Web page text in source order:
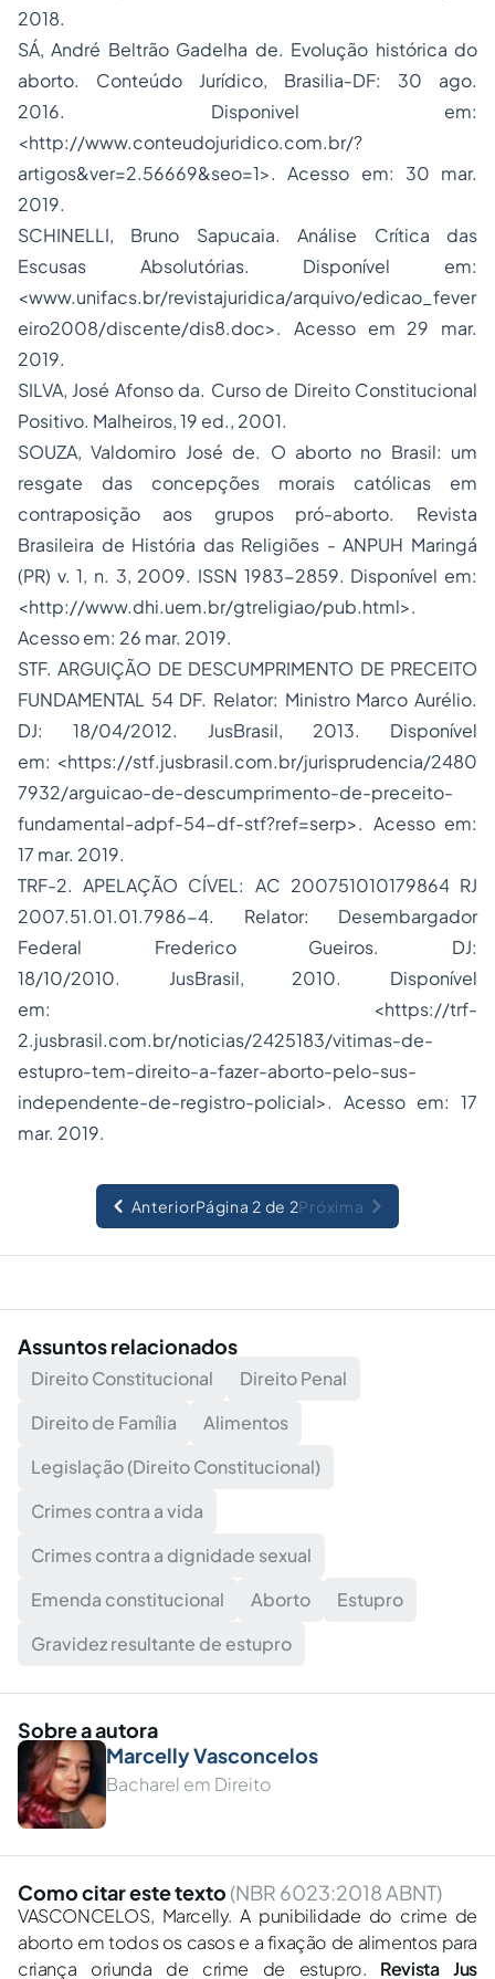
2018.
SÁ, André Beltrão Gadelha de. Evolução histórica do
aborto. Conteúdo Jurídico, Brasilia-DF: 30 ago.
2016. Disponivel em:
<http://www.conteudojuridico.com.br/?
artigos&ver=2.56669&seo=1>. Acesso em: 30 mar.
2019.
SCHINELLI, Bruno Sapucaia. Análise Crítica das
Escusas Absolutórias. Disponível em:
<www.unifacs.br/revistajuridica/arquivo/edicao_fever
eiro2008/discente/dis8.doc>. Acesso em 29 mar.
2019.
SILVA, José Afonso da. Curso de Direito Constitucional
Positivo. Malheiros, 19 ed., 2001.
SOUZA, Valdomiro José de. O aborto no Brasil: um
resgate das concepções morais católicas em
contraposição aos grupos pró-aborto. Revista
Brasileira de História das Religiões - ANPUH Maringá
(PR) v. 1, n. 3, 2009. ISSN 1983-2859. Disponível em:
<http://www.dhi.uem.br/gtreligiao/pub.html>.
Acesso em: 26 mar. 2019.
STF. ARGUIÇÃO DE DESCUMPRIMENTO DE PRECEITO
FUNDAMENTAL 54 DF. Relator: Ministro Marco Aurélio.
DJ: 18/04/2012. JusBrasil, 2013. Disponível
em: <https://stf.jusbrasil.com.br/jurisprudencia/2480
7932/arguicao-de-descumprimento-de-preceito-
fundamental-adpf-54-df-stf?ref=serp>. Acesso em:
17 mar. 2019.
TRF-2. APELAÇÃO CÍVEL: AC 200751010179864 RJ
2007.51.01.01.7986-4. Relator: Desembargador
Federal Frederico Gueiros. DJ:
18/10/2010. JusBrasil, 2010. Disponível
em: <https://trf-
2.jusbrasil.com.br/noticias/2425183/vitimas-de-
estupro-tem-direito-a-fazer-aborto-pelo-sus-
independente-de-registro-policial>. Acesso em: 17
mar. 2019.
AnteriorPágina 2 de 2Próxima
Assuntos relacionados
Direito Constitucional
Direito Penal
Direito de Família
Alimentos
Legislação (Direito Constitucional)
Crimes contra a vida
Crimes contra a dignidade sexual
Emenda constitucional
Aborto
Estupro
Gravidez resultante de estupro
Sobre a autora
Marcelly Vasconcelos
Bacharel em Direito
Como citar este texto (NBR 6023:2018 ABNT)
VASCONCELOS, Marcelly. A punibilidade do crime de
aborto em todos os casos e a fixação de alimentos para
criança oriunda de crime de estupro. Revista Jus